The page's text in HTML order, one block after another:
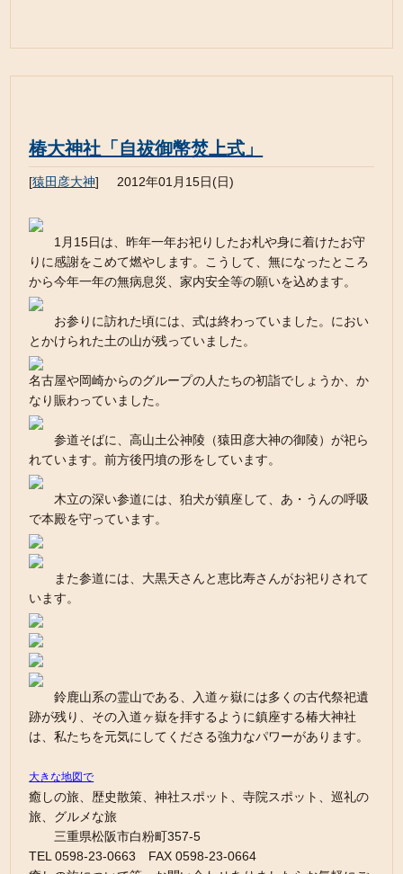
椿大神社「自祓御幣焚上式」
[猿田彦大神] 2012年01月15日(日)
1月15日は、昨年一年お祀りしたお札や身に着けたお守
りに感謝をこめて燃やします。こうして、無になったところ
から今年一年の無病息災、家内安全等の願いを込めます。
お参りに訪れた頃には、式は終わっていました。におい
とかけられた土の山が残っていました。
名古屋や岡崎からのグループの人たちの初詣でしょうか、か
なり賑わっていました。
参道そばに、高山土公神陵（猿田彦大神の御陵）が祀ら
れています。前方後円墳の形をしています。
木立の深い参道には、狛犬が鎮座して、あ・うんの呼吸
で本殿を守っています。
また参道には、大黒天さんと恵比寿さんがお祀りされて
います。
鈴鹿山系の霊山である、入道ヶ嶽には多くの古代祭祀遺
跡が残り、その入道ヶ嶽を拝するように鎮座する椿大神社
は、私たちを元気にしてくださる強力なパワーがあります。
大きな地図で
癒しの旅、歴史散策、神社スポット、寺院スポット、巡礼の
旅、グルメな旅
三重県松阪市白粉町357-5
TEL 0598-23-0663 FAX 0598-23-0664